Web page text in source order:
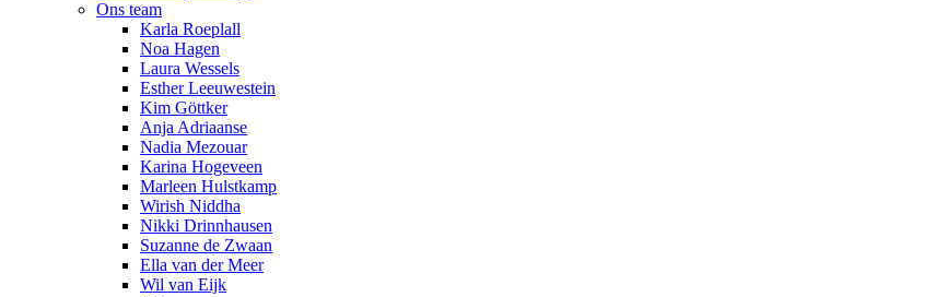
Ons team
Karla Roeplall
Noa Hagen
Laura Wessels
Esther Leeuwestein
Kim Göttker
Anja Adriaanse
Nadia Mezouar
Karina Hogeveen
Marleen Hulstkamp
Wirish Niddha
Nikki Drinnhausen
Suzanne de Zwaan
Ella van der Meer
Wil van Eijk